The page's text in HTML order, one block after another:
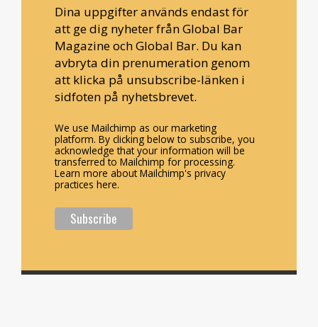
Dina uppgifter används endast för
att ge dig nyheter från Global Bar
Magazine och Global Bar. Du kan
avbryta din prenumeration genom
att klicka på unsubscribe-länken i
sidfoten på nyhetsbrevet.
We use Mailchimp as our marketing
platform. By clicking below to subscribe, you
acknowledge that your information will be
transferred to Mailchimp for processing.
Learn more about Mailchimp's privacy
practices here.